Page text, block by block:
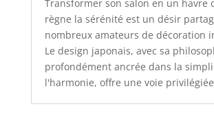
Transformer son salon en un havre
règne la sérénité est un désir
nombreux amateurs de décoration
Le design japonais, avec sa
profondément ancrée dans la
l'harmonie, offre une voie